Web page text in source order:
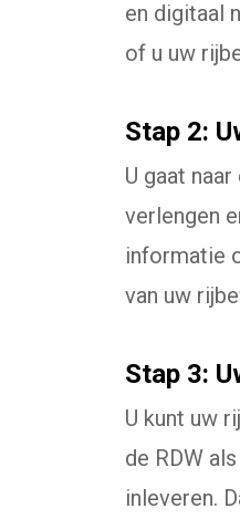
en digitaal
of u uw
Stap 2:
U gaat
verlengen
informatie
van uw
Stap 3:
U kunt uw
de RDW
inleveren.